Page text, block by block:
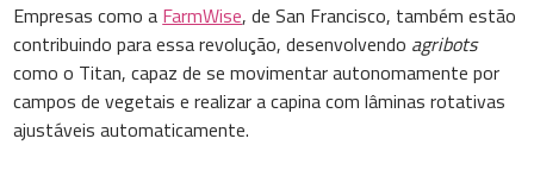
Empresas como a FarmWise, de San Francisco, também estão
contribuindo para essa revolução, desenvolvendo agribots
como o Titan, capaz de se movimentar autonomamente por
campos de vegetais e realizar a capina com lâminas rotativas
ajustáveis automaticamente.